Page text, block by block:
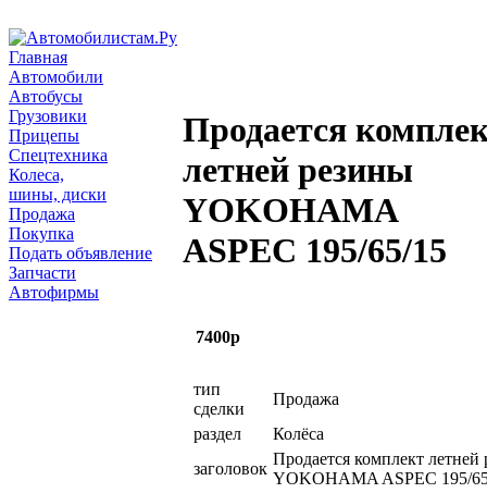
Главная
Автомобили
Автобусы
Грузовики
Прицепы
Спецтехника
Колеса,
шины, диски
Продажа
Покупка
Подать объявление
Запчасти
Автофирмы
Продается
летней резины
YOKOHAMA
ASPEC 195/65/15
7400р
тип
сделки
Продажа
раздел
Колёса
заголовок
Продается комплект летней
YOKOHAMA ASPEC 195/